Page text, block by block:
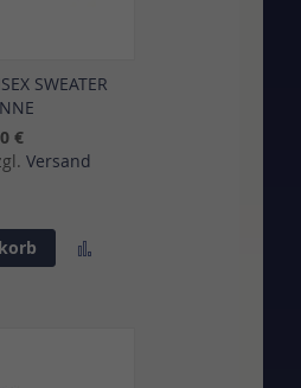
SWEATER
€
Versand